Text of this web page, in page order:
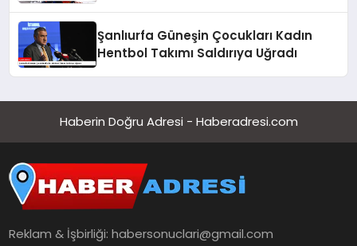
Şanlıurfa Güneşin Çocukları Kadın
Hentbol Takımı Saldırıya Uğradı
Haberin Doğru Adresi - Haberadresi.com
Reklam & İşbirliği:habersonuclari@gmail.com